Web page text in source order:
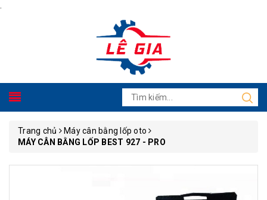
Trang chủ
Máy cân bằng lốp oto
MÁY CÂN BẰNG LỐP BEST 927 - PRO